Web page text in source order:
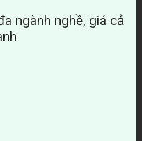
ngành nghề, giá cả